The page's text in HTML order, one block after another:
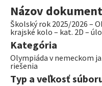
Názov
Školský rok 2025/2026 –
krajské kolo – kat. 2D –
Kategória
Olympiáda v nemeckom
riešenia
Typ a veľkosť